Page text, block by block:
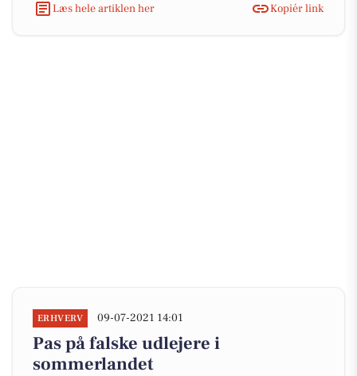
Læs hele artiklen her
Kopiér link
ERHVERV 09-07-2021 14:01
Pas på falske udlejere i
sommerlandet